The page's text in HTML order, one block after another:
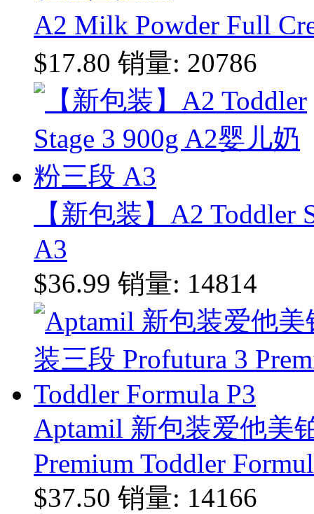
A2 Milk Powder Full
$17.80 销量: 20786
【新包装】A2 Toddler
A3
$36.99 销量: 14814
Aptamil 新包装爱他美
Premium Toddler
$37.50 销量: 14166